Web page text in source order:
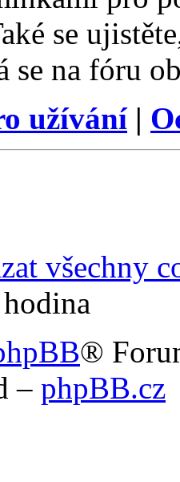
se
se na fóru
užívání|
všechny
®
– phpBB.cz